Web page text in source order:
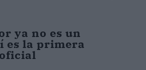
ya no es un
es la primera